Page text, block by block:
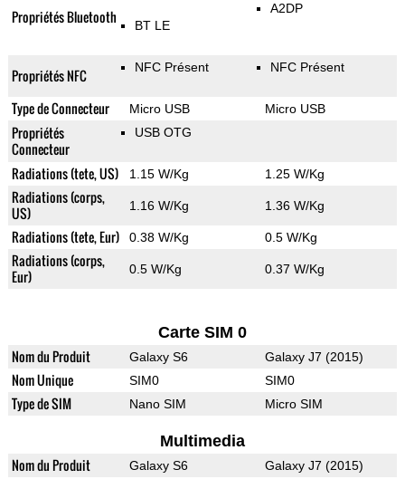
Propriétés Bluetooth BT LE
A2DP
Propriétés NFC NFC Présent NFC Présent
Type de Connecteur Micro USB Micro USB
Propriétés
Connecteur
USB OTG
Radiations (tete, US) 1.15 W/Kg 1.25 W/Kg
Radiations (corps,
US)
1.16 W/Kg 1.36 W/Kg
Radiations (tete, Eur) 0.38 W/Kg 0.5 W/Kg
Radiations (corps,
Eur)
0.5 W/Kg 0.37 W/Kg
Carte SIM 0
Nom du Produit Galaxy S6 Galaxy J7 (2015)
Nom Unique SIM0 SIM0
Type de SIM Nano SIM Micro SIM
Multimedia
Nom du Produit Galaxy S6 Galaxy J7 (2015)